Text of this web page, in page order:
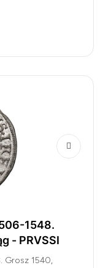
1548.
- PRVSSI
Grosz 1540,